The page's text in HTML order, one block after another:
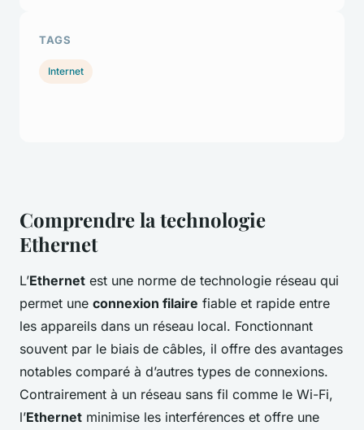
Comprendre la technologie
Ethernet
L’Ethernet est une norme de technologie réseau qui
permet une connexion filaire fiable et rapide entre
les appareils dans un réseau local. Fonctionnant
souvent par le biais de câbles, il offre des avantages
notables comparé à d’autres types de connexions.
Contrairement à un réseau sans fil comme le Wi-Fi,
l’Ethernet minimise les interférences et offre une
TAGS
Internet